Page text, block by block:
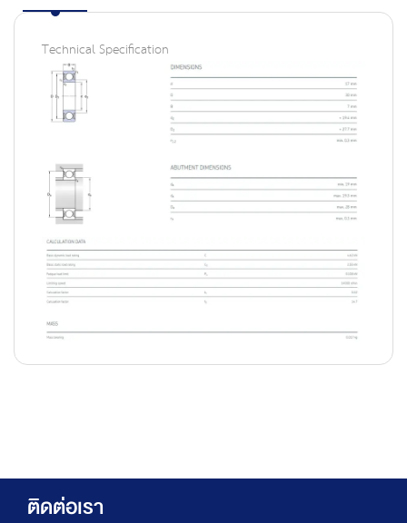
Technical Specification
ติดต่อเรา